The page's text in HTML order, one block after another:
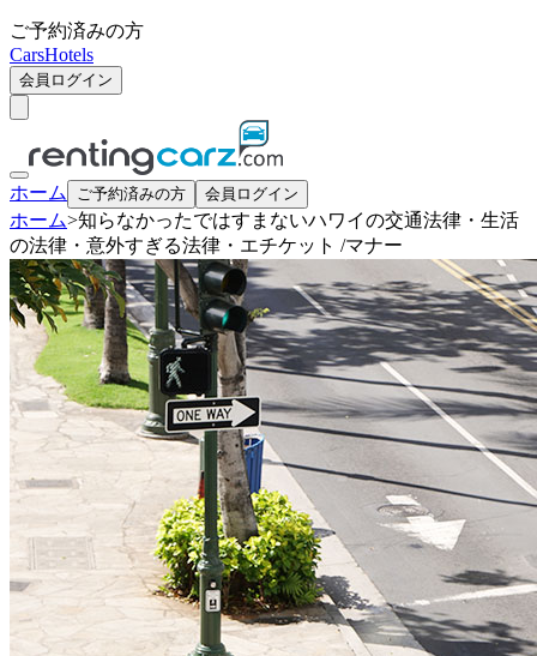
ご予約済みの方
CarsHotels
会員ログイン
ホーム ご予約済みの方 会員ログイン
ホーム>知らなかったではすまないハワイの交通法律・生活
の法律・意外すぎる法律・エチケット /マナー